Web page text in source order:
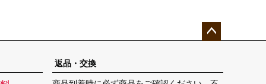
ップ
返品・交換